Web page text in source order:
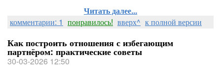
Читать далее...
комментарии: 1 понравилось! вверх^ к полной версии
Как построить отношения с избегающим
партнёром: практические советы
30-03-2026 12:50